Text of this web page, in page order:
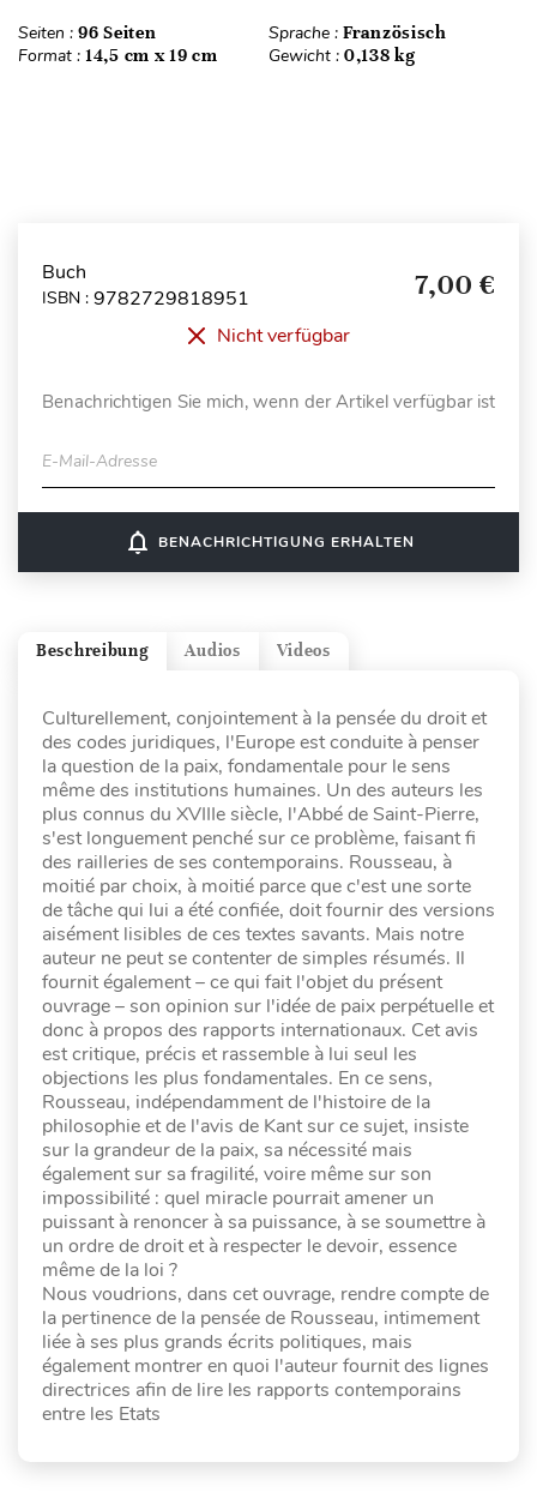
Seiten : 96 Seiten Sprache : Französisch
Format : 14,5 cm x 19 cm Gewicht : 0,138 kg
Buch
ISBN : 9782729818951 7,00 €
Nicht verfügbar
Benachrichtigen Sie mich, wenn der Artikel verfügbar ist
E-Mail-Adresse
notifications_none BENACHRICHTIGUNG ERHALTEN
Videos
Audios
Beschreibung
Culturellement, conjointement à la pensée du droit et
des codes juridiques, l'Europe est conduite à penser
la question de la paix, fondamentale pour le sens
même des institutions humaines. Un des auteurs les
plus connus du XVIIIe siècle, l'Abbé de Saint-Pierre,
s'est longuement penché sur ce problème, faisant fi
des railleries de ses contemporains. Rousseau, à
moitié par choix, à moitié parce que c'est une sorte
de tâche qui lui a été confiée, doit fournir des versions
aisément lisibles de ces textes savants. Mais notre
auteur ne peut se contenter de simples résumés. Il
fournit également – ce qui fait l'objet du présent
ouvrage – son opinion sur l'idée de paix perpétuelle et
donc à propos des rapports internationaux. Cet avis
est critique, précis et rassemble à lui seul les
objections les plus fondamentales. En ce sens,
Rousseau, indépendamment de l'histoire de la
philosophie et de l'avis de Kant sur ce sujet, insiste
sur la grandeur de la paix, sa nécessité mais
également sur sa fragilité, voire même sur son
impossibilité : quel miracle pourrait amener un
puissant à renoncer à sa puissance, à se soumettre à
un ordre de droit et à respecter le devoir, essence
même de la loi ?
Nous voudrions, dans cet ouvrage, rendre compte de
la pertinence de la pensée de Rousseau, intimement
liée à ses plus grands écrits politiques, mais
également montrer en quoi l'auteur fournit des lignes
directrices afin de lire les rapports contemporains
entre les Etats